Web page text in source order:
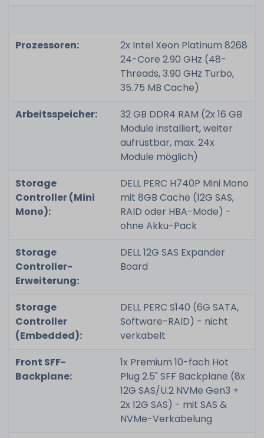
Prozessoren:
2x Intel Xeon Platinum 8268
24-Core 2.90 GHz (48-
Threads, 3.90 GHz Turbo,
35.75 MB Cache)
Arbeitsspeicher:
32 GB DDR4 RAM (2x 16 GB
Module installiert, weiter
aufrüstbar, max. 24x
Module möglich)
Storage
Controller (Mini
Mono):
DELL PERC H740P Mini Mono
mit 8GB Cache (12G SAS,
RAID oder HBA-Mode) -
ohne Akku-Pack
Storage
Controller-
Erweiterung:
DELL 12G SAS Expander
Board
Storage
Controller
(Embedded):
DELL PERC S140 (6G SATA,
Software-RAID) - nicht
verkabelt
Front SFF-
Backplane:
1x Premium 10-fach Hot
Plug 2.5" SFF Backplane (8x
12G SAS/U.2 NVMe Gen3 +
2x 12G SAS) - mit SAS &
NVMe-Verkabelung